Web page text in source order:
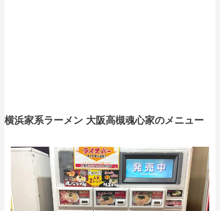
横浜家系ラーメン 大阪高槻魂心家のメニュー